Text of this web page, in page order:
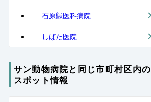
石原獣医科病院
しばた医院
サン動物病院と同じ市町村区内の
スポット情報